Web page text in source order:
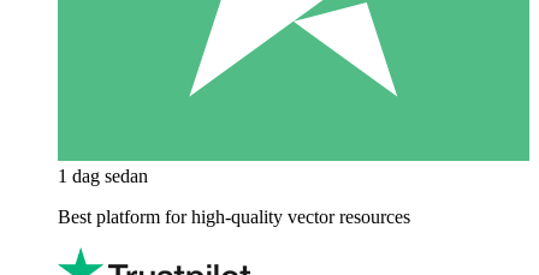
1 dag sedan
Best platform for high-quality vector resources